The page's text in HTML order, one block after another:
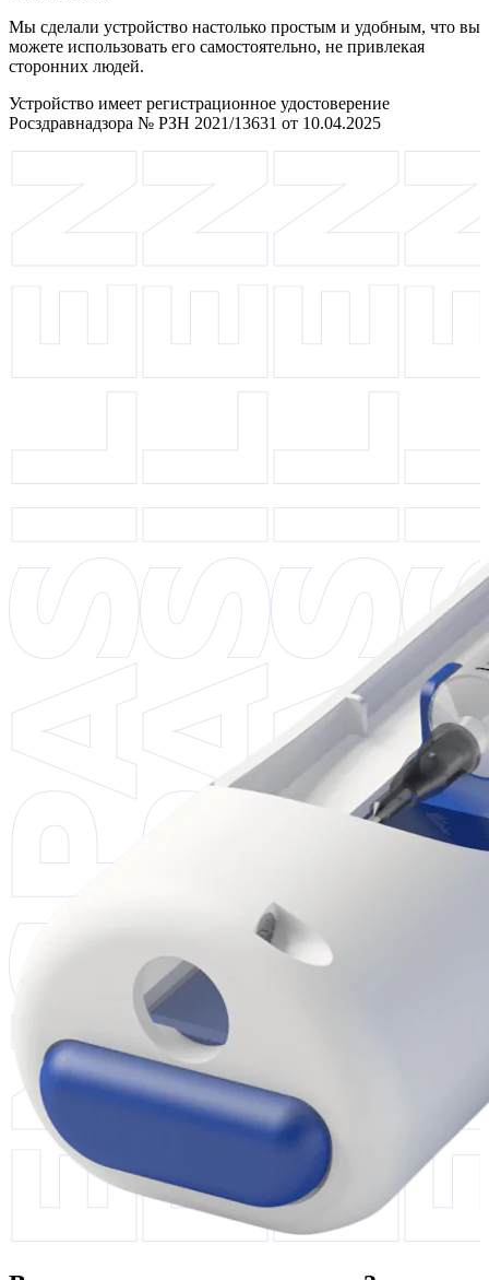
Мы сделали устройство настолько простым и удобным, что вы
можете использовать его самостоятельно, не привлекая
сторонних людей.
Устройство имеет регистрационное удостоверение
Росздравнадзора № РЗН 2021/13631 от 10.04.2025